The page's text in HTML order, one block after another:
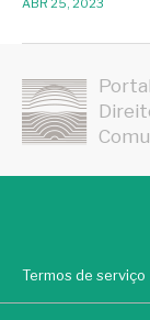
Portal
Termos de serviço